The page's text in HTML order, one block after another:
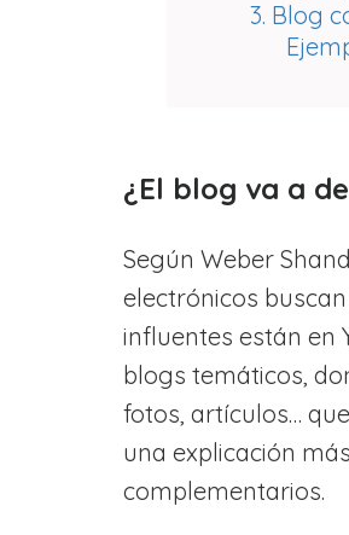
3. Blog
¿El blog va a
Según Weber
electrónicos
influentes están en
blogs temáticos,
fotos, artículos…
una explicación
complementarios.